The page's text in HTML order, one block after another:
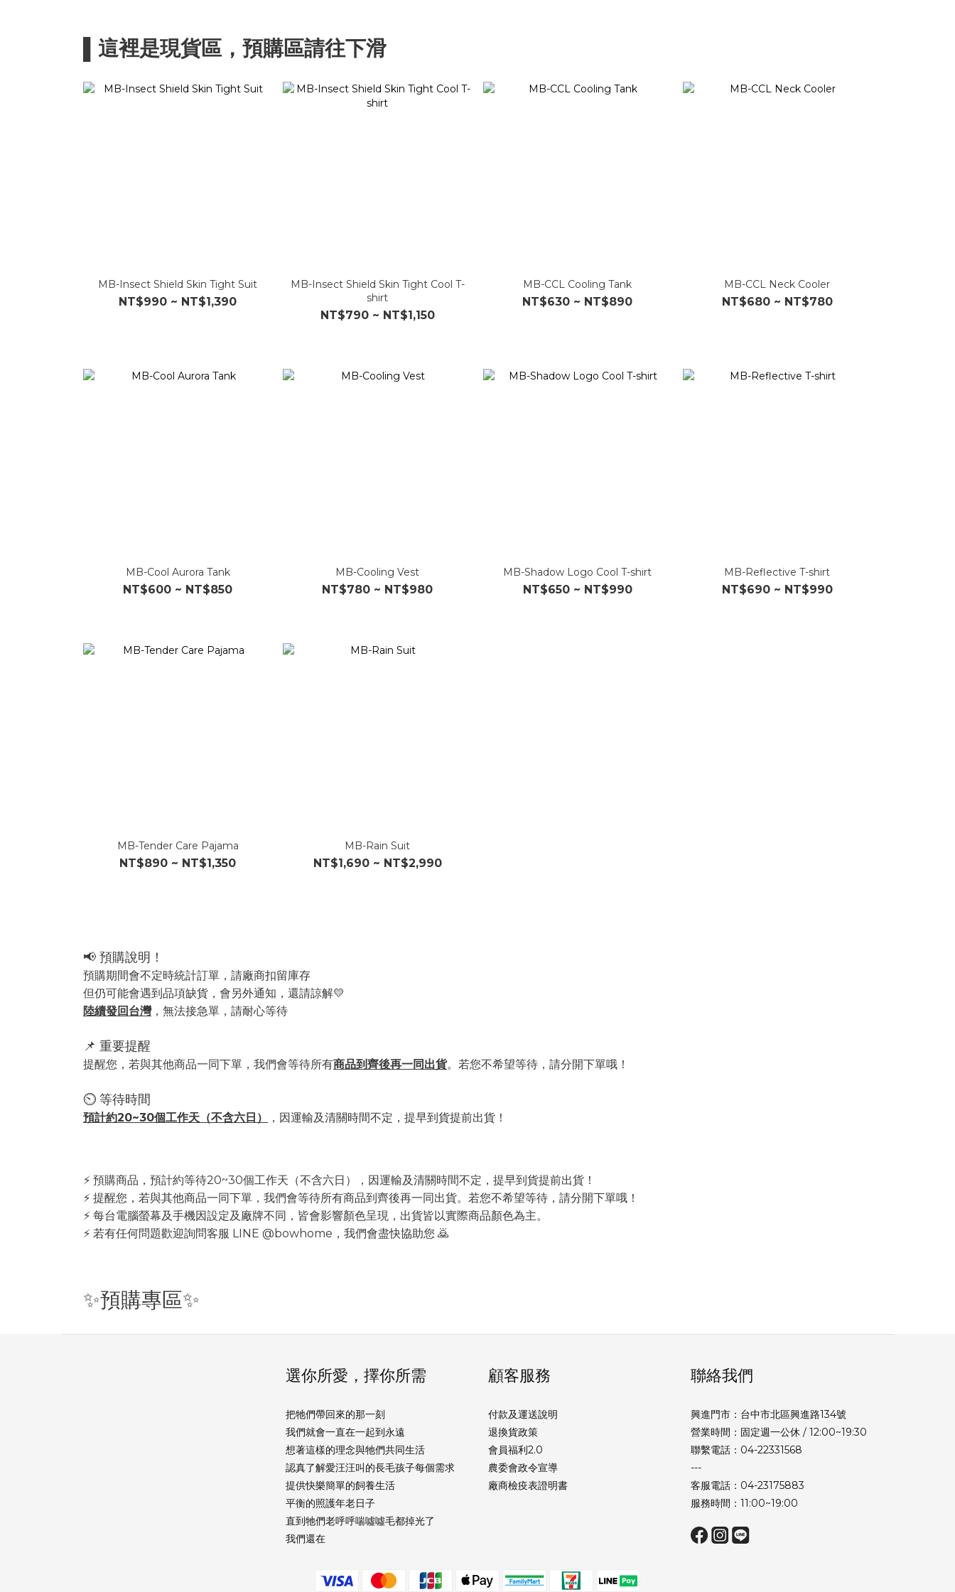
▌這裡是現貨區，預購區請往下滑
MB-Insect Shield Skin Tight Suit
NT$990 ~ NT$1,390
MB-Insect Shield Skin Tight Cool T-
shirt
NT$790 ~ NT$1,150
MB-CCL Cooling Tank
NT$630 ~ NT$890
MB-CCL Neck Cooler
NT$680 ~ NT$780
MB-Cool Aurora Tank
NT$600 ~ NT$850
MB-Cooling Vest
NT$780 ~ NT$980
MB-Shadow Logo Cool T-shirt
NT$650 ~ NT$990
MB-Reflective T-shirt
NT$690 ~ NT$990
MB-Tender Care Pajama
NT$890 ~ NT$1,350
MB-Rain Suit
NT$1,690 ~ NT$2,990
📢 預購說明！
預購期間會不定時統計訂單，請廠商扣留庫存
但仍可能會遇到品項缺貨，會另外通知，還請諒解💛
陸續發回台灣，無法接急單，請耐心等待
📌 重要提醒
提醒您，若與其他商品一同下單，我們會等待所有商品到齊後再一同出貨。若您不希望等待，請分開下單哦！
⏲️ 等待時間
預計約20~30個工作天（不含六日） ，因運輸及清關時間不定，提早到貨提前出貨！
⚡ 預購商品，預計約等待20~30個工作天（不含六日），因運輸及清關時間不定，提早到貨提前出貨！
⚡ 提醒您，若與其他商品一同下單，我們會等待所有商品到齊後再一同出貨。若您不希望等待，請分開下單哦！
⚡ 每台電腦螢幕及手機因設定及廠牌不同，皆會影響顏色呈現，出貨皆以實際商品顏色為主。
⚡ 若有任何問題歡迎詢問客服 LINE @bowhome，我們會盡快協助您 🙇‍
✨預購專區✨
選你所愛，擇你所需
把牠們帶回來的那一刻
我們就會一直在一起到永遠
想著這樣的理念與牠們共同生活
認真了解愛汪汪叫的長毛孩子每個需求
提供快樂簡單的飼養生活
平衡的照護年老日子
直到牠們老呼呼喘噓噓毛都掉光了
我們還在
顧客服務
付款及運送說明
退換貨政策
會員福利2.0
農委會政令宣導
廠商檢疫表證明書
聯絡我們
興進門市：台中市北區興進路134號
營業時間：固定週一公休 / 12:00~19:30
聯繫電話：04-22331568
---
客服電話：04-23175883
服務時間：11:00~19:00